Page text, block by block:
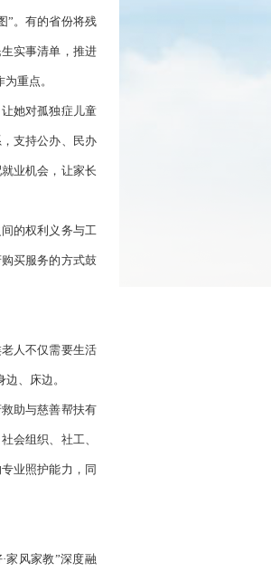
”。有的省份将残
实事清单，推进
重点。
她对孤独症儿童
支持公办、民办
业机会，让家长
的权利义务与工
买服务的方式鼓
人不仅需要生活
、床边。
助与慈善帮扶有
会组织、社工、
业照护能力，同
家风家教”深度融